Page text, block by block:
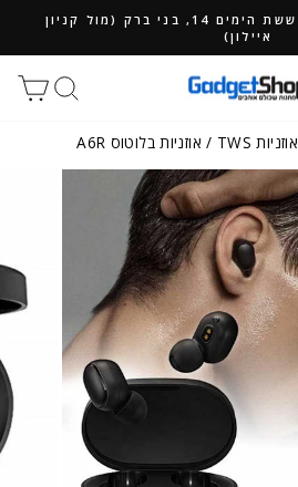
בואו לבקר בחנותינו: ששת הימים 14, בני ברק (מול קניון
איילון)
חיפוש
אוזניות TWS /אוזניות בלוטוס A6R